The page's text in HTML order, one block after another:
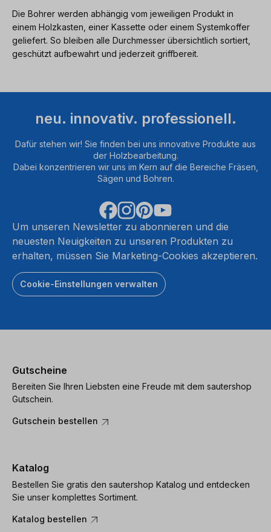
Die Bohrer werden abhängig vom jeweiligen Produkt in
einem Holzkasten, einer Kassette oder einem Systemkoffer
geliefert. So bleiben alle Durchmesser übersichtlich sortiert,
geschützt aufbewahrt und jederzeit griffbereit.
neu. innovativ. professionell.
Dafür stehen wir! Sie finden bei uns innovative Produkte aus
der Holzbearbeitung.
Dabei konzentrieren wir uns im Kern auf die Bereiche Fräsen,
Sägen und Bohren.
Um unseren Newsletter zu abonnieren und die
neuesten Neuigkeiten zu unseren Produkten zu
erhalten, müssen Sie Marketing-Cookies akzeptieren.
Cookie-Einstellungen verwalten
Gutscheine
Bereiten Sie Ihren Liebsten eine Freude mit dem sautershop
Gutschein.
Gutschein bestellen
Katalog
Bestellen Sie gratis den sautershop Katalog und entdecken
Sie unser komplettes Sortiment.
Katalog bestellen